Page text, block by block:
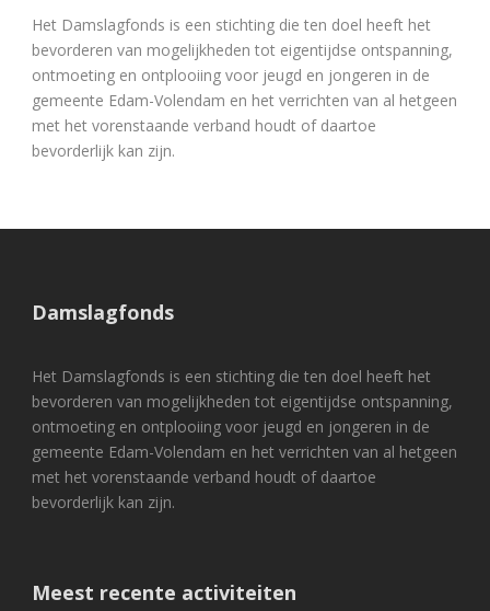
Het Damslagfonds is een stichting die ten doel heeft het
bevorderen van mogelijkheden tot eigentijdse ontspanning,
ontmoeting en ontplooiing voor jeugd en jongeren in de
gemeente Edam-Volendam en het verrichten van al hetgeen
met het vorenstaande verband houdt of daartoe
bevorderlijk kan zijn.
Damslagfonds
Het Damslagfonds is een stichting die ten doel heeft het
bevorderen van mogelijkheden tot eigentijdse ontspanning,
ontmoeting en ontplooiing voor jeugd en jongeren in de
gemeente Edam-Volendam en het verrichten van al hetgeen
met het vorenstaande verband houdt of daartoe
bevorderlijk kan zijn.
Meest recente activiteiten